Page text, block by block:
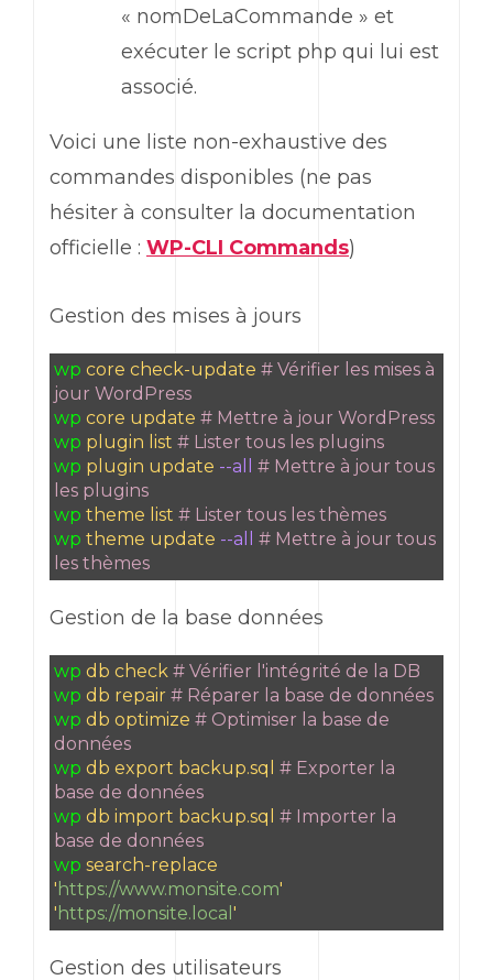
« nomDeLaCommande » et
exécuter le script php qui lui est
associé.
Voici une liste non-exhaustive des
commandes disponibles (ne pas
hésiter à consulter la documentation
officielle : WP-CLI Commands)
Gestion des mises à jours
wp core check-update # Vérifier les mises à
jour WordPress
wp core update # Mettre à jour WordPress
wp plugin list # Lister tous les plugins
wp plugin update --all
# Mettre à jour tous
les plugins
wp theme list # Lister tous les thèmes
wp theme update --all
# Mettre à jour tous
les thèmes
Gestion de la base données
wp db check # Vérifier l'intégrité de la DB
wp db repair # Réparer la base de données
wp db optimize # Optimiser la base de
données
wp db export backup.sql # Exporter la
base de données
wp db import backup.sql # Importer la
base de données
wp search-replace
' https://www.monsite.com'
' https://monsite.local '
Gestion des utilisateurs